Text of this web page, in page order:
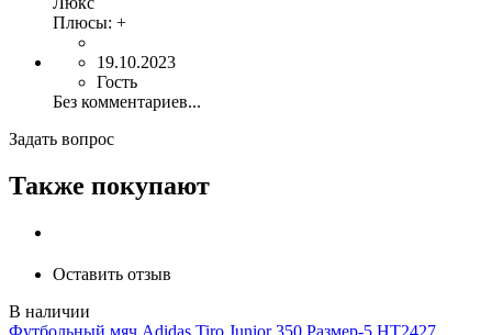
Плюсы: +
19.10.2023
Гость
Без комментариев...
Задать вопрос
Также покупают
Оставить отзыв
Футбольный мяч Adidas Tiro Junior 350 Размер-5 HT2427